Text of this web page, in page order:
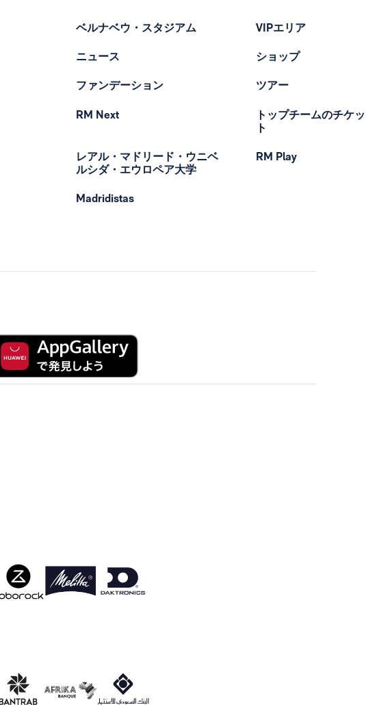
ベルナベウ・スタジアム
ニュース
ファンデーション
RM Next
レアル・マドリード・ウニベ
ルシダ・エウロペア大学
Madridistas
VIPエリア
ショップ
ツアー
トップチームのチケッ
ト
RM Play